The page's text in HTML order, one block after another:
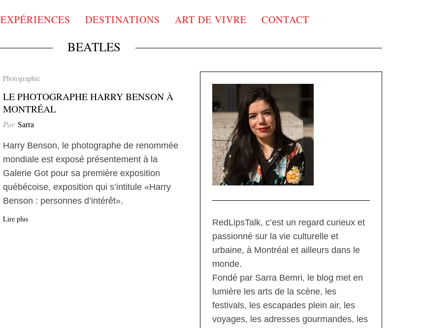
EXPÉRIENCES DESTINATIONS ART DE VIVRE CONTACT
BEATLES
Photographie
LE PHOTOGRAPHE HARRY BENSON À
MONTRÉAL
Par Sarra
Harry Benson, le photographe de renommée
mondiale est exposé présentement à la
Galerie Got pour sa première exposition
québécoise, exposition qui s’intitule «Harry
Benson : personnes d’intérêt».
Lire plus
RedLipsTalk, c’est un regard curieux et
passionné sur la vie culturelle et
urbaine, à Montréal et ailleurs dans le
monde.
Fondé par Sarra Bemri, le blog met en
lumière les arts de la scène, les
festivals, les escapades plein air, les
voyages, les adresses gourmandes, les